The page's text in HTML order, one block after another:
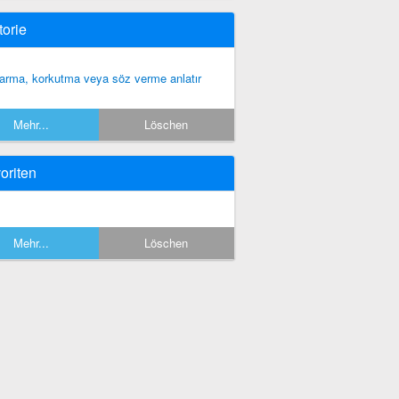
korkutma veya söz verme anlatır
Mehr... Löschen
Mehr... Löschen